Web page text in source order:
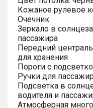
Кожаное рулевое
Очечник
Зеркало в
пассажира
Передний
для хранения
Пороги с
Ручки для
Подсветка в
водителя и
Атмосферная